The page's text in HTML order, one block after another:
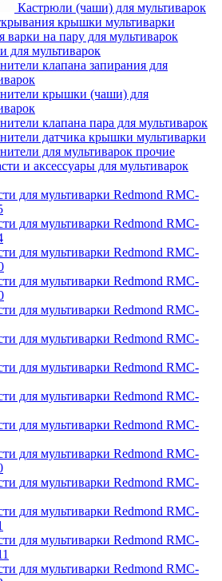
Кастрюли (чаши) для мультиварок
крышки мультиварки
варки на пару для мультиварок
для мультиварок
клапана запирания для
крышки (чаши) для
клапана пара для мультиварок
датчика крышки мультиварки
для мультиварок прочие
и аксессуары для мультиварок
для мультиварки Redmond RMC-
для мультиварки Redmond RMC-
для мультиварки Redmond RMC-
для мультиварки Redmond RMC-
для мультиварки Redmond RMC-
для мультиварки Redmond RMC-
для мультиварки Redmond RMC-
для мультиварки Redmond RMC-
для мультиварки Redmond RMC-
для мультиварки Redmond RMC-
для мультиварки Redmond RMC-
для мультиварки Redmond RMC-
для мультиварки Redmond RMC-
для мультиварки Redmond RMC-